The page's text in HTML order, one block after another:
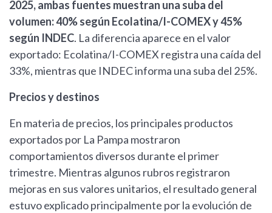
2025, ambas fuentes muestran una suba del
volumen: 40% según Ecolatina/I-COMEX y 45%
según INDEC. La diferencia aparece en el valor
exportado: Ecolatina/I-COMEX registra una caída del
33%, mientras que INDEC informa una suba del 25%.
Precios y destinos
En materia de precios, los principales productos
exportados por La Pampa mostraron
comportamientos diversos durante el primer
trimestre. Mientras algunos rubros registraron
mejoras en sus valores unitarios, el resultado general
estuvo explicado principalmente por la evolución de